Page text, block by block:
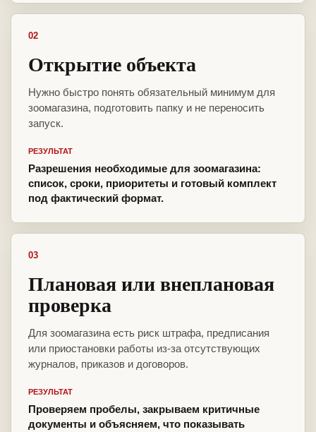
02
Открытие объекта
Нужно быстро понять обязательный минимум для
зоомагазина, подготовить папку и не переносить
запуск.
РЕЗУЛЬТАТ
Разрешения необходимые для зоомагазина:
список, сроки, приоритеты и готовый комплект
под фактический формат.
03
Плановая или внеплановая
проверка
Для зоомагазина есть риск штрафа, предписания
или приостановки работы из-за отсутствующих
журналов, приказов и договоров.
РЕЗУЛЬТАТ
Проверяем пробелы, закрываем критичные
документы и объясняем, что показывать